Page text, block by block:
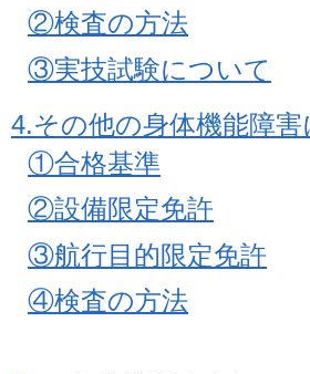
②検査の方法
③実技試験について
4.その他の身体機能障害
①合格基準
②設備限定免許
③航行目的限定免許
④検査の方法